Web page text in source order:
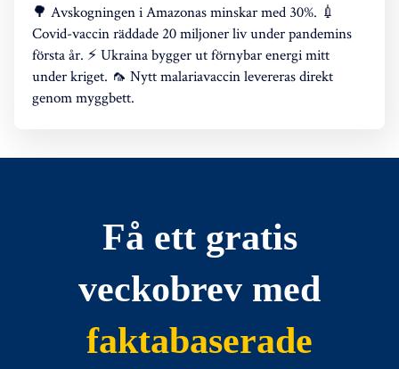
🌳 Avskogningen i Amazonas minskar med 30%. 💉
Covid-vaccin räddade 20 miljoner liv under pandemins
första år. ⚡ Ukraina bygger ut förnybar energi mitt
under kriget. 🦟 Nytt malariavaccin levereras direkt
genom myggbett.
Få ett gratis
veckobrev med
faktabaserade